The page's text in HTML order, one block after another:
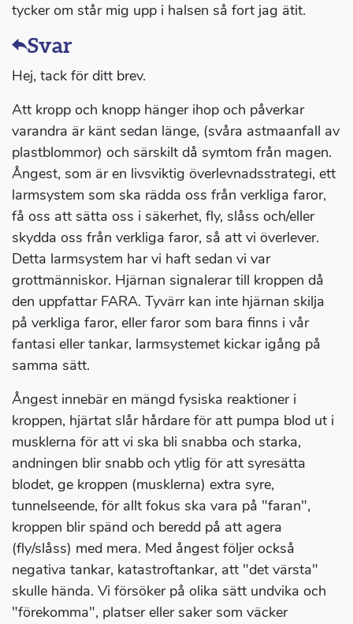
tycker om står mig upp i halsen så fort jag ätit.
Svar
Hej, tack för ditt brev.
Att kropp och knopp hänger ihop och påverkar
varandra är känt sedan länge, (svåra astmaanfall av
plastblommor) och särskilt då symtom från magen.
Ångest, som är en livsviktig överlevnadsstrategi, ett
larmsystem som ska rädda oss från verkliga faror,
få oss att sätta oss i säkerhet, fly, slåss och/eller
skydda oss från verkliga faror, så att vi överlever.
Detta larmsystem har vi haft sedan vi var
grottmänniskor. Hjärnan signalerar till kroppen då
den uppfattar FARA. Tyvärr kan inte hjärnan skilja
på verkliga faror, eller faror som bara finns i vår
fantasi eller tankar, larmsystemet kickar igång på
samma sätt.
Ångest innebär en mängd fysiska reaktioner i
kroppen, hjärtat slår hårdare för att pumpa blod ut i
musklerna för att vi ska bli snabba och starka,
andningen blir snabb och ytlig för att syresätta
blodet, ge kroppen (musklerna) extra syre,
tunnelseende, för allt fokus ska vara på "faran",
kroppen blir spänd och beredd på att agera
(fly/slåss) med mera. Med ångest följer också
negativa tankar, katastroftankar, att "det värsta"
skulle hända. Vi försöker på olika sätt undvika och
"förekomma", platser eller saker som väcker